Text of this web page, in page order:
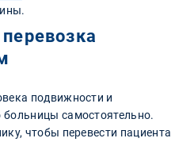
подвижности и
самостоятельно.
чтобы перевести пациента